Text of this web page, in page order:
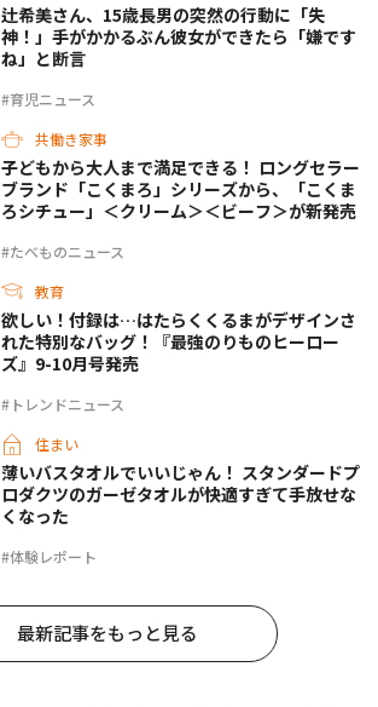
#育児ニュース
辻希美さん、15歳長男の突然の行動に「失
神！」手がかかるぶん彼女ができたら「嫌です
ね」と断言
共働き家事
#たべものニュース
子どもから大人まで満足できる！ ロングセラー
ブランド「こくまろ」シリーズから、「こくま
ろシチュー」＜クリーム＞＜ビーフ＞が新発売
教育
#トレンドニュース
欲しい！付録は…はたらくくるまがデザインさ
れた特別なバッグ！『最強のりものヒーロー
ズ』9-10月号発売
住まい
#体験レポート
薄いバスタオルでいいじゃん！ スタンダードプ
ロダクツのガーゼタオルが快適すぎて手放せな
くなった
最新記事をもっと見る